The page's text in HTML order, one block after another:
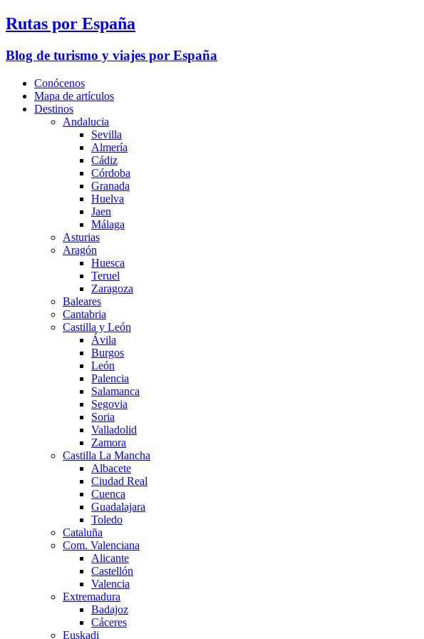
Rutas por España
Blog de turismo y viajes por España
Conócenos
Mapa de artículos
Destinos
Andalucia
Sevilla
Almería
Cádiz
Córdoba
Granada
Huelva
Jaen
Málaga
Asturias
Aragón
Huesca
Teruel
Zaragoza
Baleares
Cantabria
Castilla y León
Ávila
Burgos
León
Palencia
Salamanca
Segovia
Soria
Valladolid
Zamora
Castilla La Mancha
Albacete
Ciudad Real
Cuenca
Guadalajara
Toledo
Cataluña
Com. Valenciana
Alicante
Castellón
Valencia
Extremadura
Badajoz
Cáceres
Euskadi